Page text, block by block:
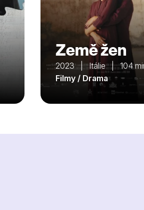
Země žen
2023 | Itálie | 104
Filmy / Drama